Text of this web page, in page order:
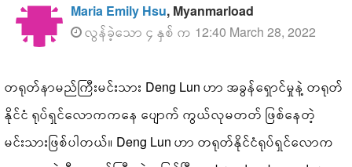
Maria Emily Hsu, Myanmarload
လွန်ခဲ့သော ၄ နှစ် က 12:40 March 28, 2022
တရုတ်နာမည်ကြီးမင်းသား Deng Lun ဟာ အခွန်ရှောင်မှုနဲ့ တရုတ်
နိုင်ငံ ရုပ်ရှင်လောကကနေ ပျောက် ကွယ်လုမတတ် ဖြစ်နေတဲ့
မင်းသားဖြစ်ပါတယ်။ Deng Lun ဟာ တရုတ်နိုင်ငံရုပ်ရှင်လောက